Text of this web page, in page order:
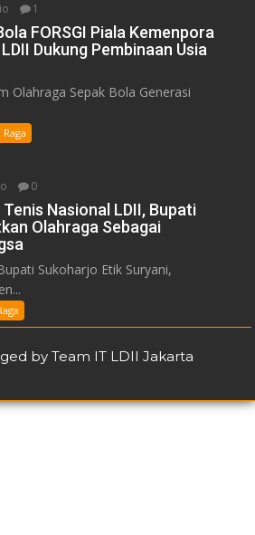
1
FORSGI Piala Kemenpora
Dukung Pembinaan Usia
Olahraga Sepak Bola Generasi
0
Nasional LDII, Bupati
Olahraga Sebagai
Sukoharjo Etik Suryani,
by Team IT LDII Jakarta